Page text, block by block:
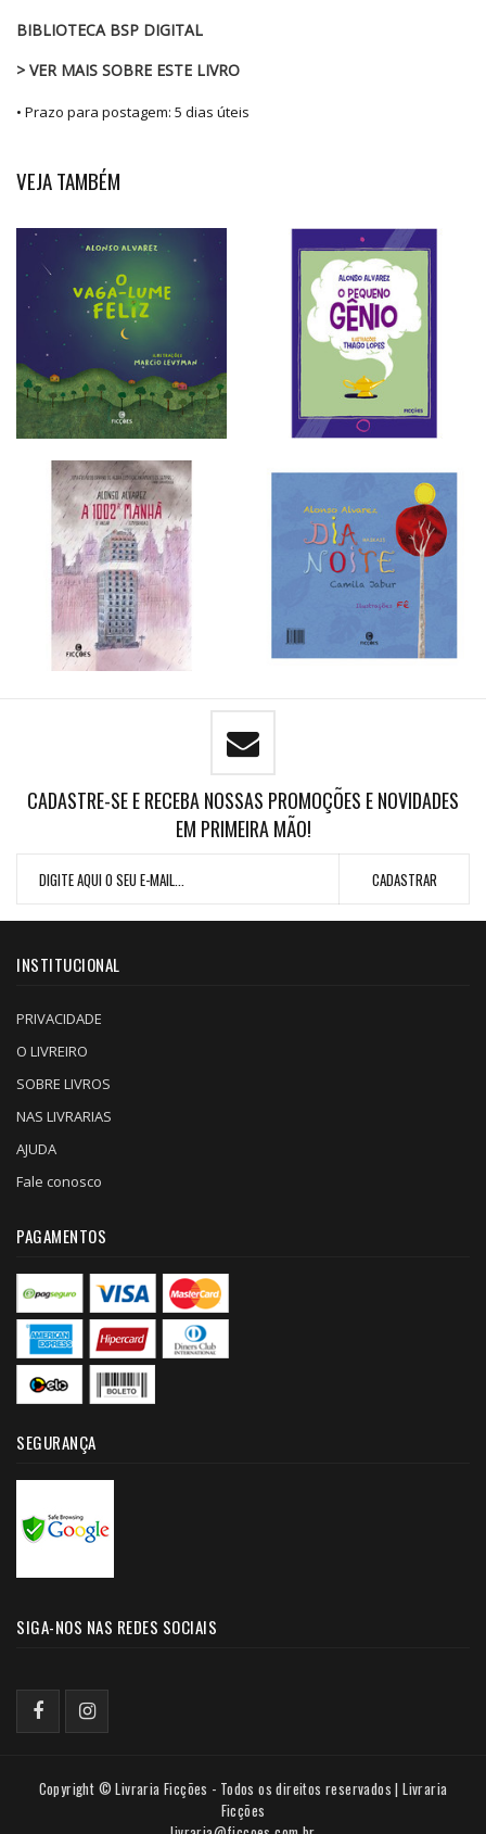
BIBLIOTECA BSP DIGITAL
> VER MAIS SOBRE ESTE LIVRO
• Prazo para postagem: 5 dias úteis
VEJA TAMBÉM
CADASTRE-SE E RECEBA NOSSAS PROMOÇÕES E NOVIDADES
EM PRIMEIRA MÃO!
INSTITUCIONAL
PRIVACIDADE
O LIVREIRO
SOBRE LIVROS
NAS LIVRARIAS
AJUDA
Fale conosco
PAGAMENTOS
SEGURANÇA
SIGA-NOS NAS REDES SOCIAIS
Copyright © Livraria Ficções - Todos os direitos reservados | Livraria
Ficções